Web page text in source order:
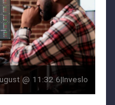
Inveslo
|
6 August @ 11:32